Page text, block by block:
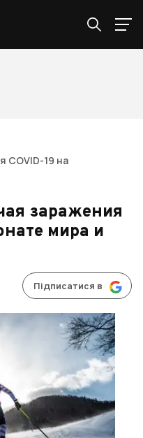
COVID-19 на
заражения
мира и
Підписатися в